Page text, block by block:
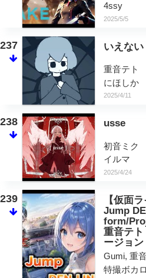
4ssy
2025/5/5
237 いえない
重音テト
にほしか
2025/4/11
238 usse
初音ミク
イルマ
2025/4/24
239
【仮面
Jump
form/
重音テ
ージョン
Gumi, 重
特撮ボカ